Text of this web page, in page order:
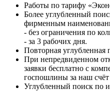
Работы по тарифу
Более углубленный
фирменным
- без ограничения по
- за 3 рабочих дня.
Повторная углубленная
При непредвиденном
заявки бесплатно с
госпошлины за наш счёт
Углубленный поиск по